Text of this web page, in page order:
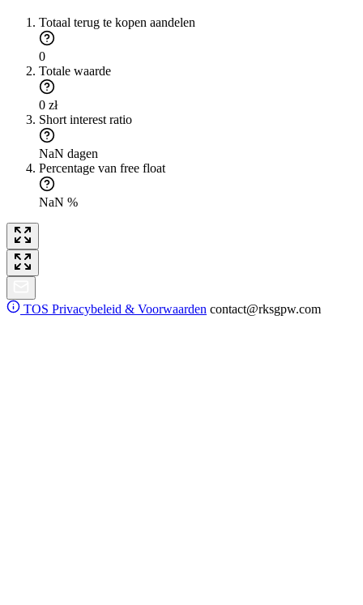
Totaal terug te kopen aandelen
0
Totale waarde
0 zł
Short interest ratio
NaN dagen
Percentage van free float
NaN %
TOS Privacybeleid & Voorwaarden contact@rksgpw.com